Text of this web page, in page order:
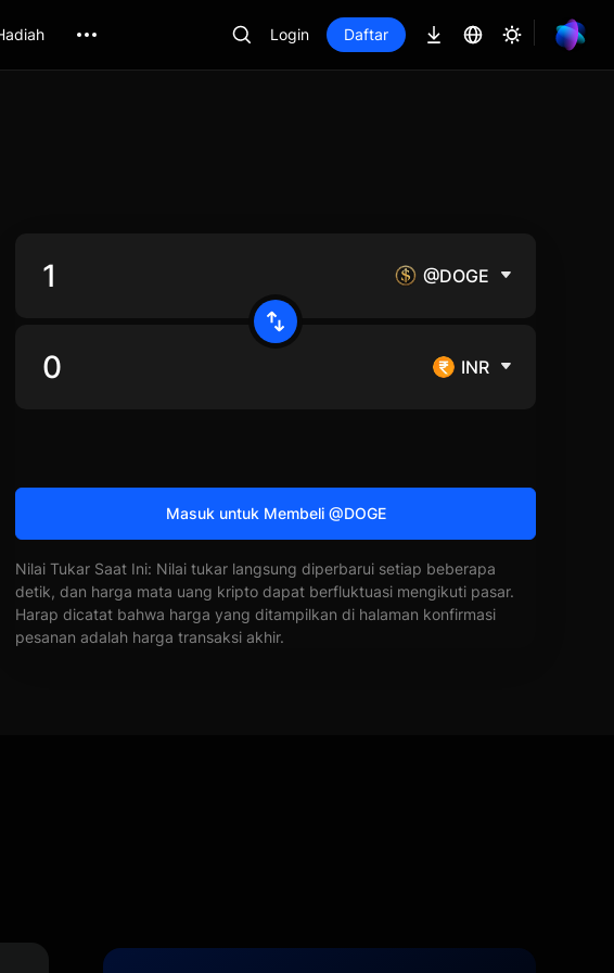
Login Daftar
@DOGE
INR
Masuk untuk Membeli @DOGE
Nilai Tukar Saat Ini: Nilai tukar langsung diperbarui setiap beberapa
detik, dan harga mata uang kripto dapat berfluktuasi mengikuti pasar.
Harap dicatat bahwa harga yang ditampilkan di halaman konfirmasi
pesanan adalah harga transaksi akhir.